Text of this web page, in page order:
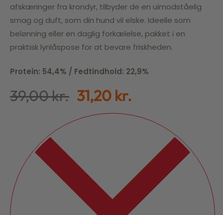
afskæringer fra krondyr, tilbyder de en uimodståelig
smag og duft, som din hund vil elske. Ideelle som
belønning eller en daglig forkælelse, pakket i en
praktisk lynlåspose for at bevare friskheden.
Protein: 54,4% / Fedtindhold: 22,9%
39,00kr. 31,20 kr.